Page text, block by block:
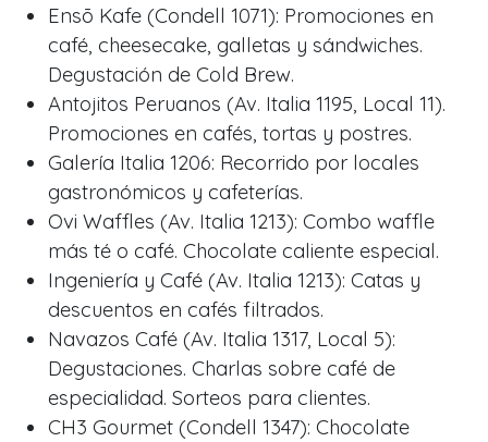
Ensō Kafe (Condell 1071): Promociones en
café, cheesecake, galletas y sándwiches.
Degustación de Cold Brew.
Antojitos Peruanos (Av. Italia 1195, Local 11).
Promociones en cafés, tortas y postres.
Galería Italia 1206: Recorrido por locales
gastronómicos y cafeterías.
Ovi Waffles (Av. Italia 1213): Combo waffle
más té o café. Chocolate caliente especial.
Ingeniería y Café (Av. Italia 1213): Catas y
descuentos en cafés filtrados.
Navazos Café (Av. Italia 1317, Local 5):
Degustaciones. Charlas sobre café de
especialidad. Sorteos para clientes.
CH3 Gourmet (Condell 1347): Chocolate